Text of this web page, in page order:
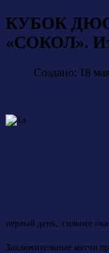
КУБОК
«СОКОЛ».
Создано: 18
первый день, сильнее
Заключительные матчи